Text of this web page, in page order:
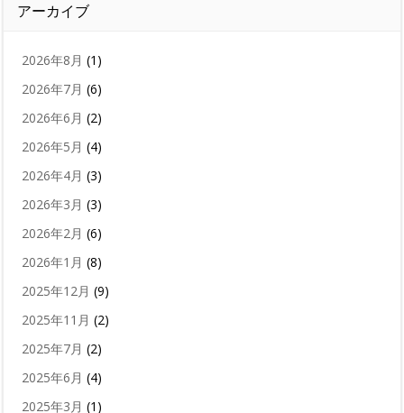
アーカイブ
2026年8月 (1)
2026年7月 (6)
2026年6月 (2)
2026年5月 (4)
2026年4月 (3)
2026年3月 (3)
2026年2月 (6)
2026年1月 (8)
2025年12月 (9)
2025年11月 (2)
2025年7月 (2)
2025年6月 (4)
2025年3月 (1)